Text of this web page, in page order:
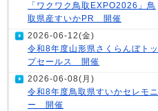
「ワクワク鳥取EXPO2026」鳥
取県産すいかPR 開催
2026-06-12(金)
令和8年度山形県さくらんぼトッ
プセールス 開催
2026-06-08(月)
令和8年度鳥取県すいかセレモニ
ー 開催